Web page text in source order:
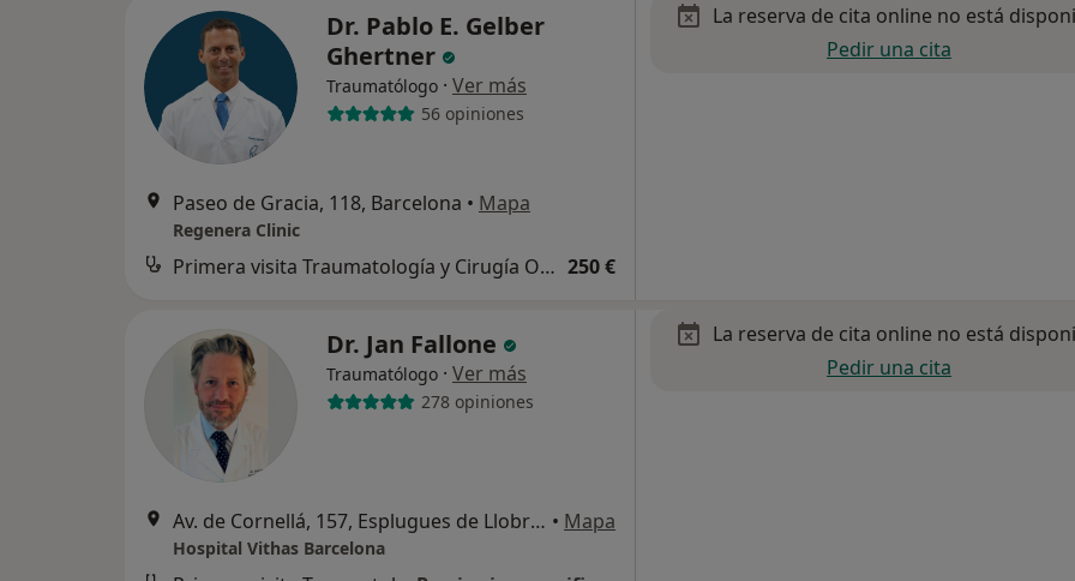
Dr. Pablo E. Gelber
Ghertner
Traumatólogo · Ver más
56 opiniones
Paseo de Gracia, 118, Barcelona • Mapa
Regenera Clinic
Primera visita Traumatología y Cirugía Ortopédica 250 €
La reserva de cita online no está
Pedir una cita
Dr. Jan Fallone
Traumatólogo · Ver más
278 opiniones
Av. de Cornellá, 157, Esplugues de Llobregat • Mapa
Hospital Vithas Barcelona
La reserva de cita online no está
Pedir una cita